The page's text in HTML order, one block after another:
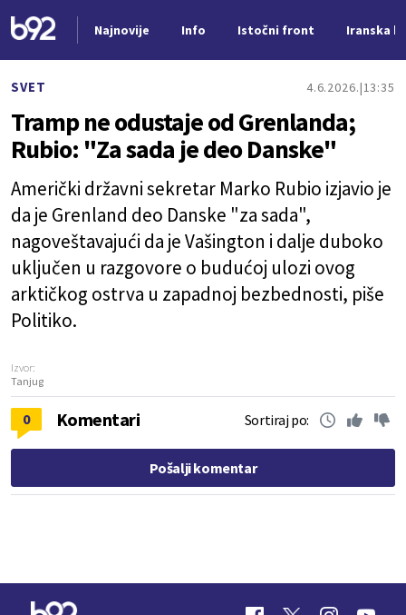
Najnovije Info Istočni front Iranska
SVET 4.6.2026. 13:35
Tramp ne odustaje od Grenlanda;
Rubio: "Za sada je deo Danske"
Američki državni sekretar Marko Rubio izjavio je
da je Grenland deo Danske "za sada",
nagoveštavajući da je Vašington i dalje duboko
uključen u razgovore o budućoj ulozi ovog
arktičkog ostrva u zapadnoj bezbednosti, piše
Politiko.
Izvor:
Tanjug
0 Komentari Sortiraj po:
Pošalji komentar